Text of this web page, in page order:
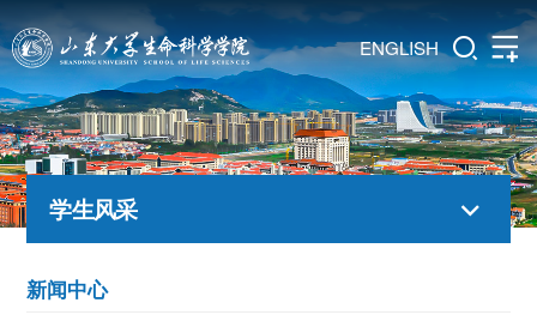
ENGLISH
学生风采
新闻中心